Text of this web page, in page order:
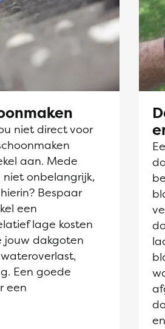
niet direct voor
aan. Mede
niet onbelangrijk,
Bespaar
een
lage kosten
jouw dakgoten
Een goede
een